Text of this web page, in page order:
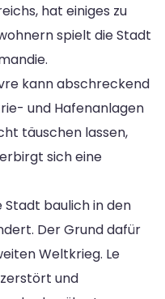
hat einiges zu
spielt die Stadt
kann abschreckend
und Hafenanlagen
täuschen lassen,
sich eine
baulich in den
Der Grund dafür
Weltkrieg. Le
und